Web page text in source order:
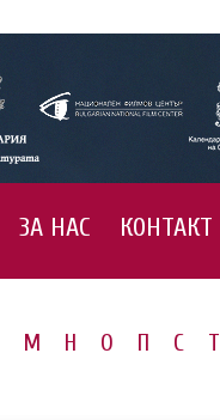
ЗА НАС КОНТАКТ
М Н О П С Т